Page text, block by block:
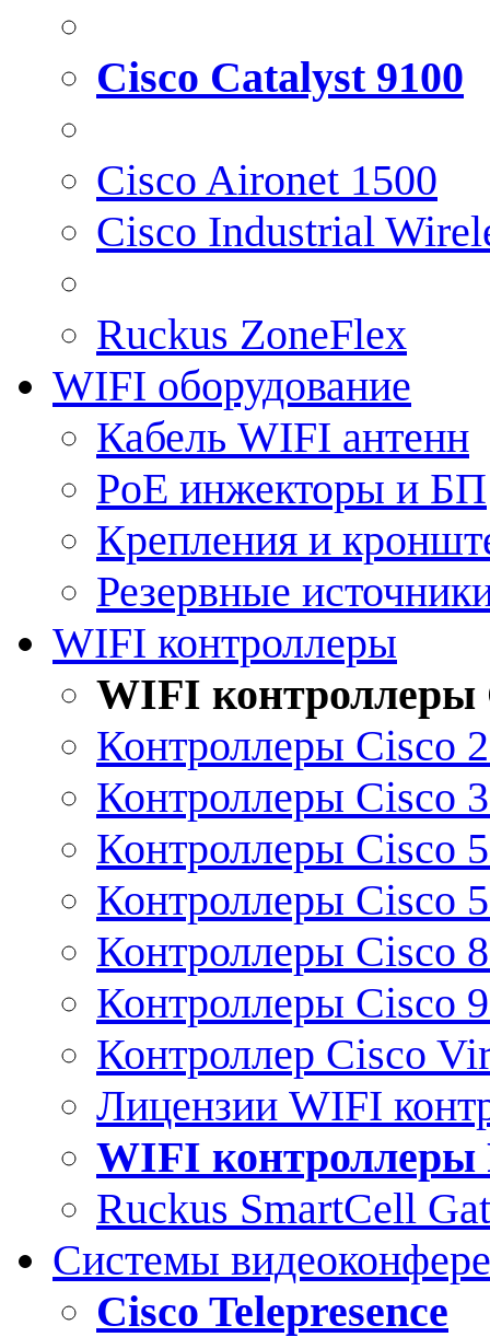
Cisco Catalyst 9100
Cisco Aironet 1500
Cisco Industrial
Ruckus ZoneFlex
WIFI оборудование
Кабель WIFI антенн
PoE инжекторы и БП
Крепления и
Резервные
WIFI контроллеры
WIFI контроллеры
Контроллеры Cisco
Контроллеры Cisco
Контроллеры Cisco
Контроллеры Cisco
Контроллеры Cisco
Контроллеры Cisco
Контроллер Cisco
Лицензии WIFI
WIFI контроллеры
Ruckus SmartCell
Системы
Cisco Telepresence